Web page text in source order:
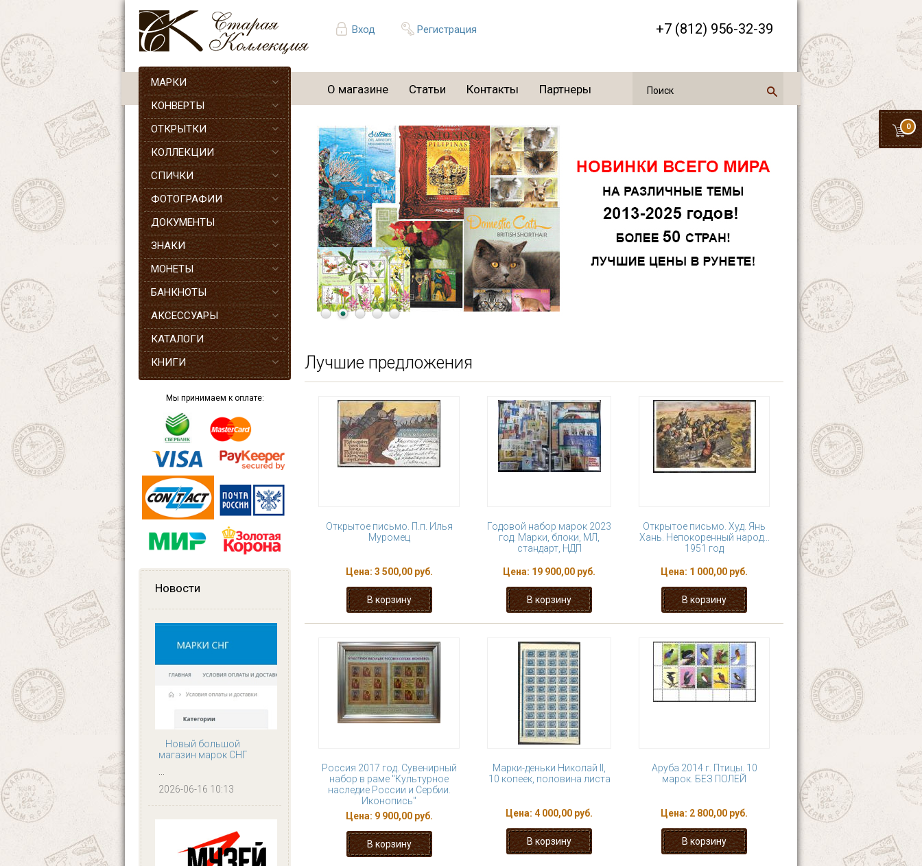
Вход Регистрация +7 (812) 956-32-39
0
О магазине Статьи Контакты Партнеры
МАРКИ
КОНВЕРТЫ
ОТКРЫТКИ
КОЛЛЕКЦИИ
СПИЧКИ
ФОТОГРАФИИ
ДОКУМЕНТЫ
ЗНАКИ
МОНЕТЫ
БАНКНОТЫ
АКСЕССУАРЫ
КАТАЛОГИ
КНИГИ
Мы принимаем к оплате:
Новости
Новый большой
магазин марок СНГ
...
2026-06-16 10:13
Лучшие предложения
Открытое письмо. П.п. Илья
Муромец
Цена: 3 500,00 руб.
Годовой набор марок 2023
год. Марки, блоки, МЛ,
стандарт, НДП
Цена: 19 900,00 руб.
Открытое письмо. Худ. Янь
Хань. Непокоренный народ...
1951 год
Цена: 1 000,00 руб.
Россия 2017 год. Сувенирный
набор в раме "Культурное
наследие России и Сербии.
Иконопись"
Цена: 9 900,00 руб.
Марки-деньки Николай II,
10 копеек, половина листа
Цена: 4 000,00 руб.
Аруба 2014 г. Птицы. 10
марок. БЕЗ ПОЛЕЙ
Цена: 2 800,00 руб.